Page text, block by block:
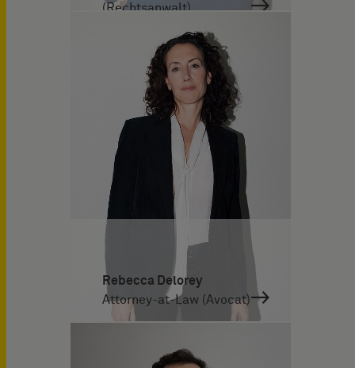
(Rechtsanwalt)
Rebecca Delorey
Attorney-at-Law (Avocat)